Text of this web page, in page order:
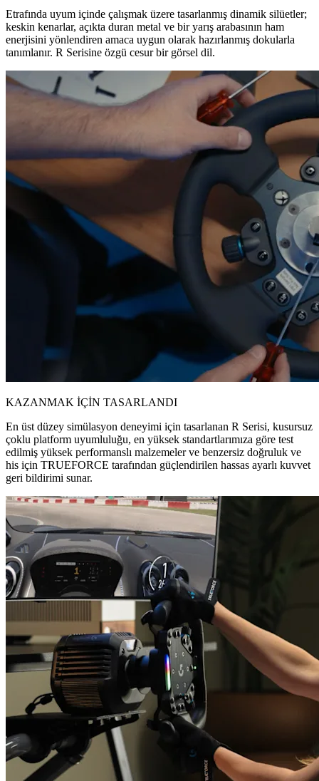
Etrafında uyum içinde çalışmak üzere tasarlanmış dinamik silüetler;
keskin kenarlar, açıkta duran metal ve bir yarış arabasının ham
enerjisini yönlendiren amaca uygun olarak hazırlanmış dokularla
tanımlanır. R Serisine özgü cesur bir görsel dil.
KAZANMAK İÇİN TASARLANDI
En üst düzey simülasyon deneyimi için tasarlanan R Serisi, kusursuz
çoklu platform uyumluluğu, en yüksek standartlarımıza göre test
edilmiş yüksek performanslı malzemeler ve benzersiz doğruluk ve
his için TRUEFORCE tarafından güçlendirilen hassas ayarlı kuvvet
geri bildirimi sunar.